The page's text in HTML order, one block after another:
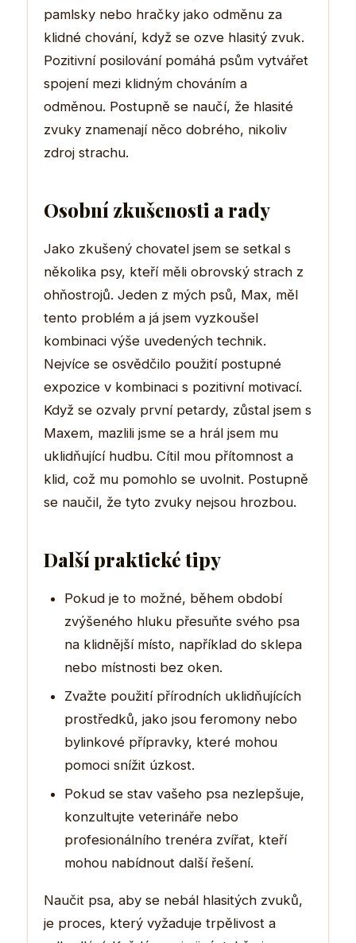
pamlsky nebo hračky jako odměnu za
klidné chování, když se ozve hlasitý zvuk.
Pozitivní posilování pomáhá psům vytvářet
spojení mezi klidným chováním a
odměnou. Postupně se naučí, že hlasité
zvuky znamenají něco dobrého, nikoliv
zdroj strachu.
Osobní zkušenosti a rady
Jako zkušený chovatel jsem se setkal s
několika psy, kteří měli obrovský strach z
ohňostrojů. Jeden z mých psů, Max, měl
tento problém a já jsem vyzkoušel
kombinaci výše uvedených technik.
Nejvíce se osvědčilo použití postupné
expozice v kombinaci s pozitivní motivací.
Když se ozvaly první petardy, zůstal jsem s
Maxem, mazlili jsme se a hrál jsem mu
uklidňující hudbu. Cítil mou přítomnost a
klid, což mu pomohlo se uvolnit. Postupně
se naučil, že tyto zvuky nejsou hrozbou.
Další praktické tipy
Pokud je to možné, během období
zvýšeného hluku přesuňte svého psa
na klidnější místo, například do sklepa
nebo místnosti bez oken.
Zvažte použití přírodních uklidňujících
prostředků, jako jsou feromony nebo
bylinkové přípravky, které mohou
pomoci snížit úzkost.
Pokud se stav vašeho psa nezlepšuje,
konzultujte veterináře nebo
profesionálního trenéra zvířat, kteří
mohou nabídnout další řešení.
Naučit psa, aby se nebál hlasitých zvuků,
je proces, který vyžaduje trpělivost a